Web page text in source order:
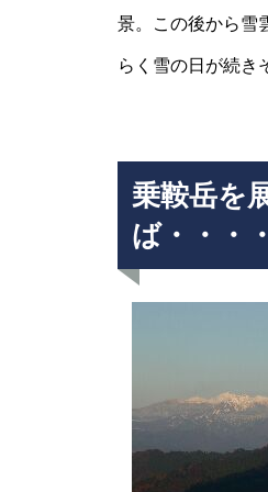
景。この後から雪
らく雪の日が続き
乗鞍岳を
ば・・・